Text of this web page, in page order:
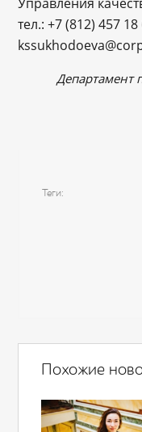
тел.: +7 (812) 457
Департамент
Теги
Похожие